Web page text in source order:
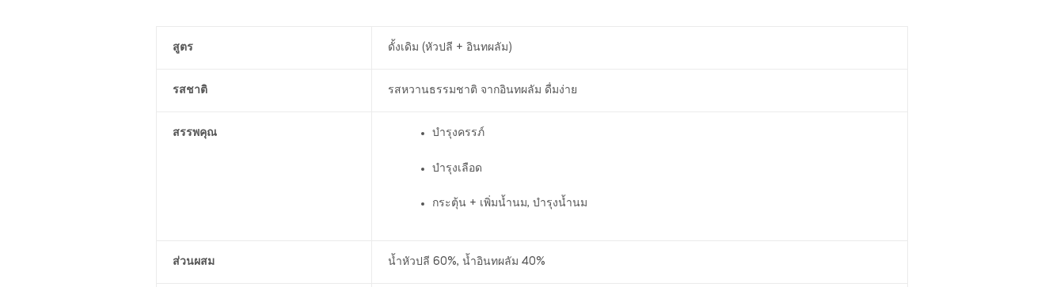
สูตร ดั้งเดิม (หัวปลี + อินทผลัม)
รสชาติ รสหวานธรรมชาติ จากอินทผลัม ดื่มง่าย
สรรพคุณ บำรุงครรภ์
บำรุงเลือด
กระตุ้น + เพิ่มน้ำนม, บำรุงน้ำนม
ส่วนผสม น้ำหัวปลี 60%, น้ำอินทผลัม 40%